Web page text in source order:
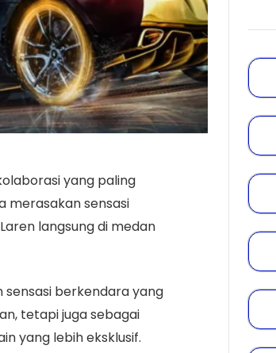
yang paling
merasakan sensasi
langsung di medan
sensasi berkendara yang
tetapi juga sebagai
yang lebih eksklusif.